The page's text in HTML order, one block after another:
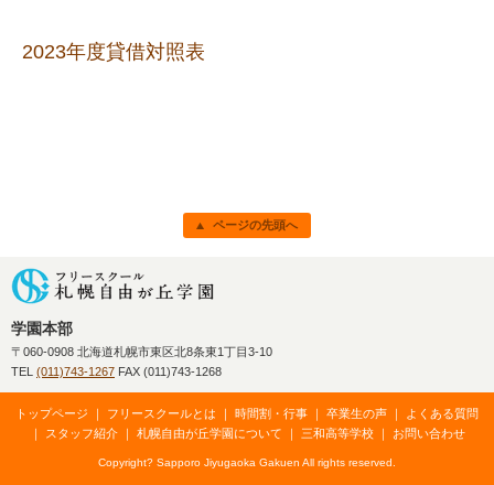
2023年度貸借対照表
学園本部
〒060-0908 北海道札幌市東区北8条東1丁目3-10
TEL (011)743-1267 FAX (011)743-1268
ページの先頭へ
トップページ ｜ フリースクールとは ｜ 時間割・行事 ｜ 卒業生の声 ｜
よくある質問
｜
スタッフ紹介｜ 札幌自由が丘学園について ｜ 三和高等学校｜ お問い合わせ
Copyright? Sapporo Jiyugaoka Gakuen All rights reserved.